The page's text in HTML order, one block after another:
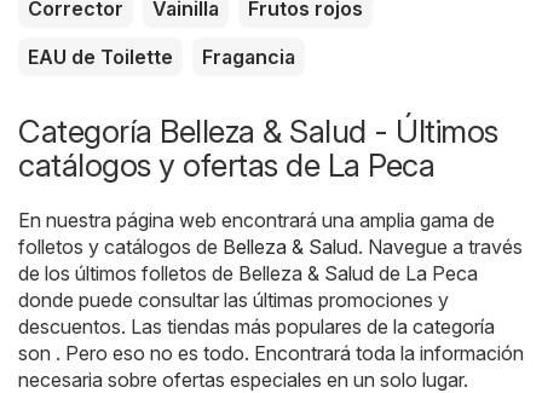
Corrector
Vainilla
Frutos rojos
EAU de Toilette
Fragancia
Categoría Belleza & Salud - Últimos
catálogos y ofertas de La Peca
En nuestra página web encontrará una amplia gama de
folletos y catálogos de Belleza & Salud. Navegue a través
de los últimos folletos de Belleza & Salud de La Peca
donde puede consultar las últimas promociones y
descuentos. Las tiendas más populares de la categoría
son . Pero eso no es todo. Encontrará toda la información
necesaria sobre ofertas especiales en un solo lugar.